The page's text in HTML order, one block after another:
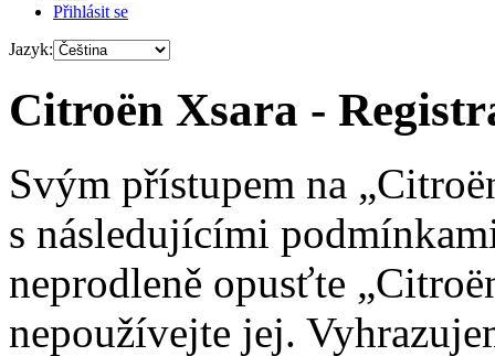
Přihlásit se
Jazyk:
Citroën Xsara -
Svým přístupem na
s následujícími
neprodleně opusťte
nepoužívejte jej.